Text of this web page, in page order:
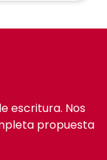
escritura. Nos
propuesta